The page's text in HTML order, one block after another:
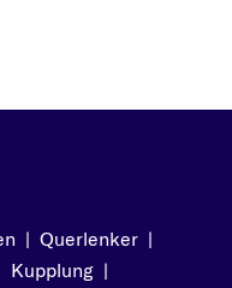
| Querlenker |
Kupplung |